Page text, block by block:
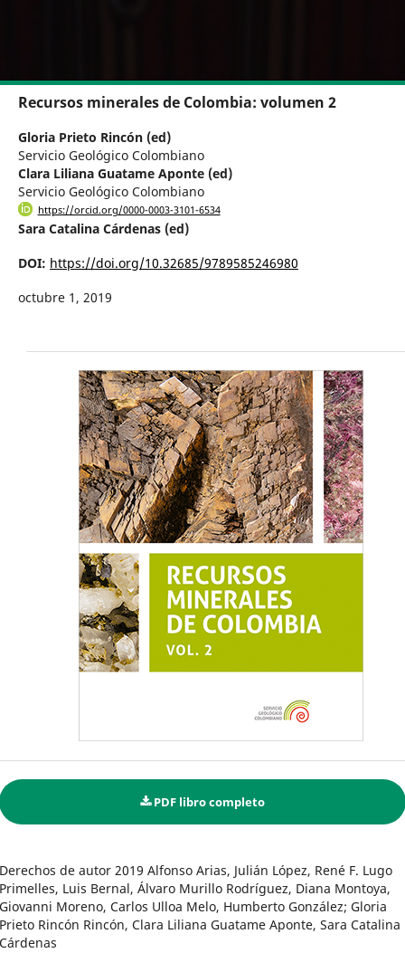
Recursos minerales de Colombia: volumen 2
Gloria Prieto Rincón (ed)
Servicio Geológico Colombiano
Clara Liliana Guatame Aponte (ed)
Servicio Geológico Colombiano
https://orcid.org/0000-0003-3101-6534
Sara Catalina Cárdenas (ed)
DOI: https://doi.org/10.32685/9789585246980
octubre 1, 2019
PDF libro completo
Derechos de autor 2019 Alfonso Arias, Julián López, René F. Lugo
Primelles, Luis Bernal, Álvaro Murillo Rodríguez, Diana Montoya,
Giovanni Moreno, Carlos Ulloa Melo, Humberto González; Gloria
Prieto Rincón Rincón, Clara Liliana Guatame Aponte, Sara Catalina
Cárdenas